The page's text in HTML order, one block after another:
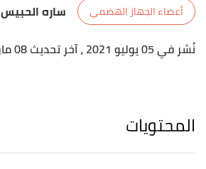
أعضاء الجهاز الهضمي
ساره الحبيس
نُشر في 05 يوليو 2021
، آخر تحديث 08 مارس 2023
المحتويات